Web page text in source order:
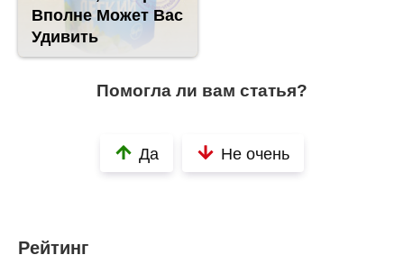
Вполне Может Вас
Удивить
Помогла ли вам статья?
Да Не очень
Рейтинг